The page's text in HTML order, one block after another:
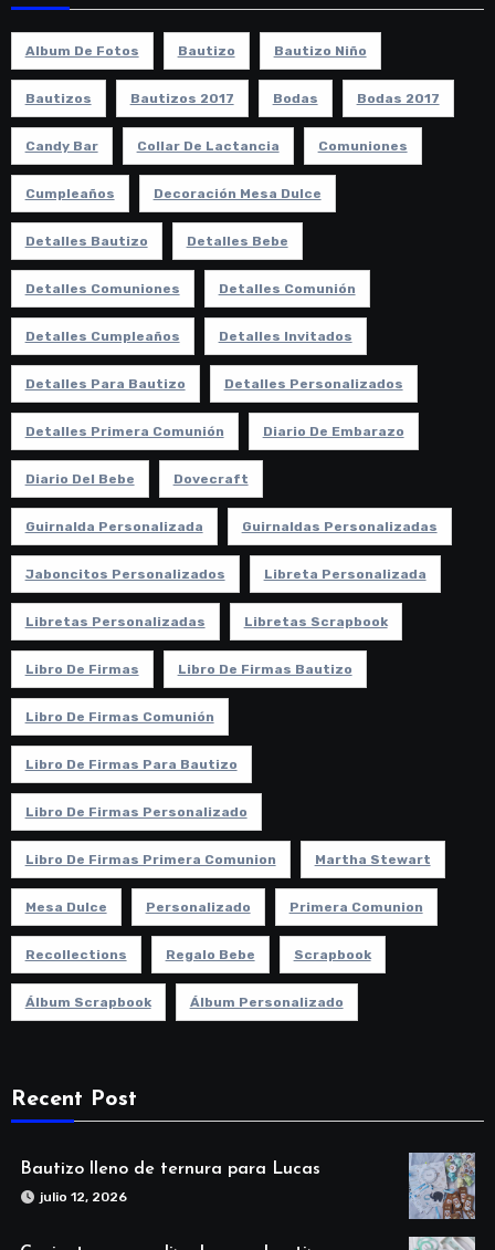
Album De Fotos Bautizo Bautizo Niño
Bautizos Bautizos 2017 Bodas Bodas 2017
Candy Bar Collar De Lactancia Comuniones
Cumpleaños Decoración Mesa Dulce
Detalles Bautizo Detalles Bebe
Detalles Comuniones Detalles Comunión
Detalles Cumpleaños Detalles Invitados
Detalles Para Bautizo Detalles Personalizados
Detalles Primera Comunión Diario De Embarazo
Diario Del Bebe Dovecraft
Guirnalda Personalizada Guirnaldas Personalizadas
Jaboncitos Personalizados Libreta Personalizada
Libretas Personalizadas Libretas Scrapbook
Libro De Firmas Libro De Firmas Bautizo
Libro De Firmas Comunión
Libro De Firmas Para Bautizo
Libro De Firmas Personalizado
Libro De Firmas Primera Comunion Martha Stewart
Mesa Dulce Personalizado Primera Comunion
Recollections Regalo Bebe Scrapbook
Álbum Scrapbook Álbum Personalizado
Recent Post
Bautizo lleno de ternura para Lucas
julio 12, 2026